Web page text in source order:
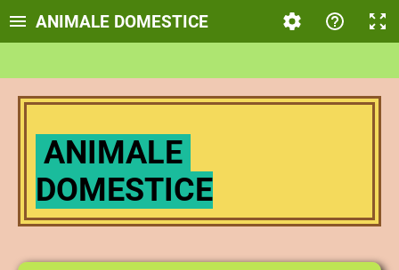
ANIMALE DOMESTICE
ANIMALE
DOMESTICE